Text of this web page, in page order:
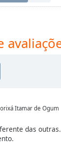
Itamar de Ogum
das